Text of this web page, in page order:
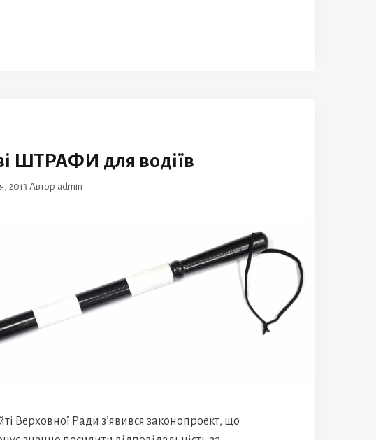
ШТРАФИ для водіїв
2013 Автор admin
Верховної Ради з’явився законопроект, що